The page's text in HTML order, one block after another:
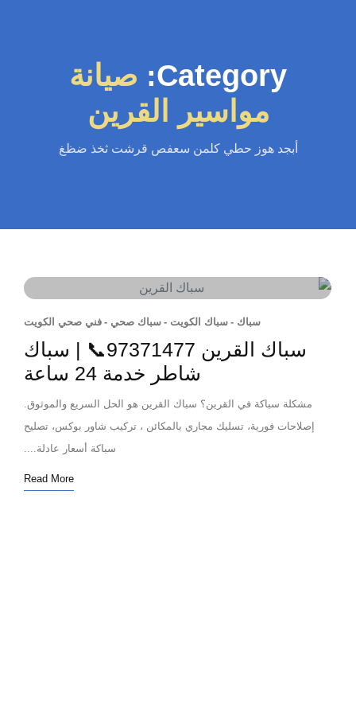
Category:
صيانة
مواسير القرين
أبجد هوز حطي كلمن سعفص قرشت ثخذ ضظغ
سباك - سباك الكويت - سباك صحي - فني صحي الكويت
سباك القرين 97371477📞 | سباك
شاطر خدمة 24 ساعة
مشكلة سباكة في القرين؟ سباك القرين هو الحل السريع والموثوق.
إصلاحات فورية، تسليك مجاري بالمكائن ، تركيب شاور بوكس، تصليح
سباكة أسعار عادلة....
Read More